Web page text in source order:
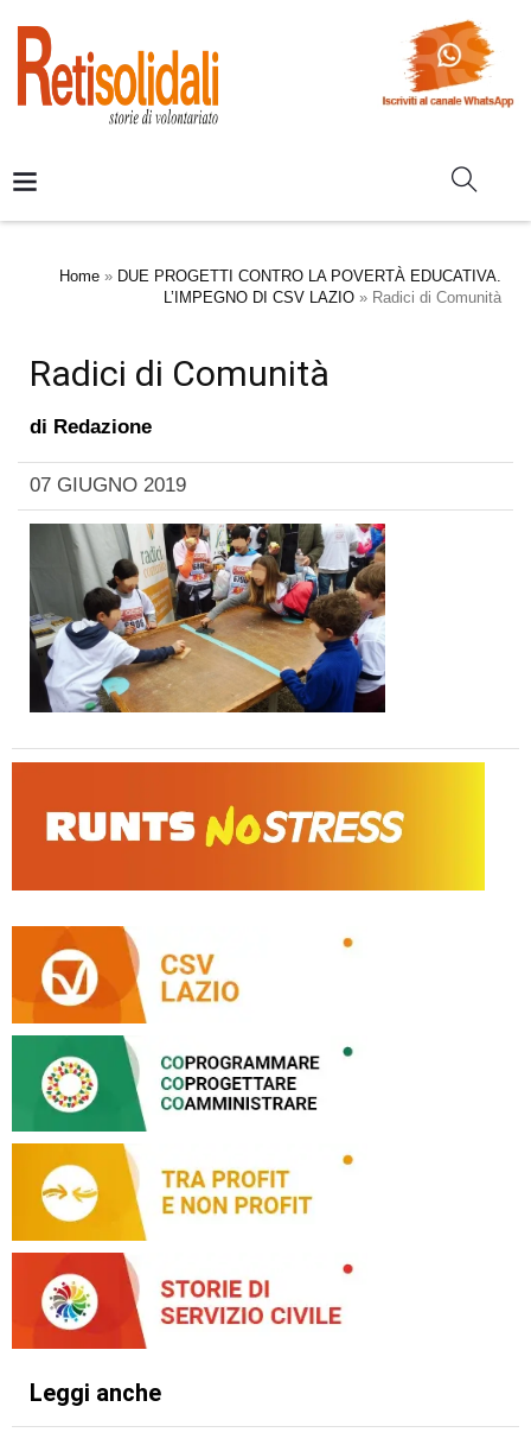
Home » DUE PROGETTI CONTRO LA POVERTÀ EDUCATIVA.
L’IMPEGNO DI CSV LAZIO » Radici di Comunità
Radici di Comunità
di Redazione
07 GIUGNO 2019
Leggi anche